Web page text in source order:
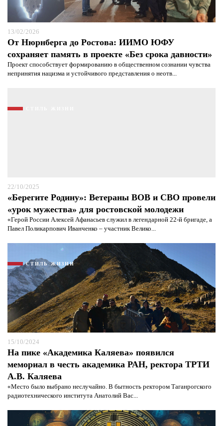
13/02/2026
От Нюрнберга до Ростова: ИИМО ЮФУ
сохраняет память в проекте «Без срока давности»
Проект способствует формированию в общественном сознании чувства
непринятия нацизма и устойчивого представления о неотв...
22/10/2025
«Берегите Родину»: Ветераны ВОВ и СВО провели
«урок мужества» для ростовской молодежи
«Герой России Алексей Афанасьев служил в легендарной 22-й бригаде, а
Павел Поликарпович Иванченко – участник Велико...
СТИЛЬ ЖИЗНИ
15/10/2024
На пике «Академика Каляева» появился
мемориал в честь академика РАН, ректора ТРТИ
А.В. Каляева
«Место было выбрано неслучайно. В бытность ректором Таганрогского
радиотехнического института Анатолий Вас...
Я согласен с
политикой конфиденциальности и
защиты информации*
Я согласен сполитикой конфиденциальности и
защиты информации*